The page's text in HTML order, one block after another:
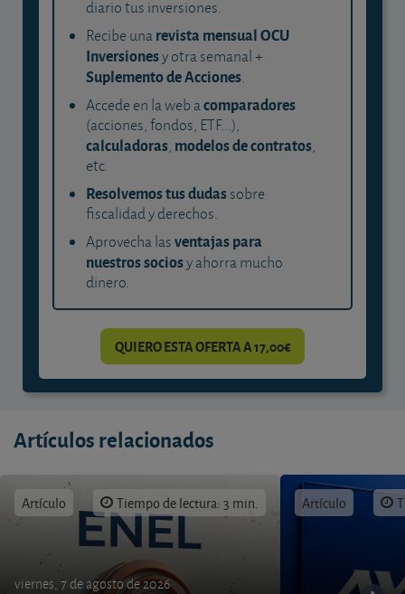
diario tus inversiones.
Recibe unarevista mensual OCU
Inversionesy otra semanal +
Suplemento de Acciones.
Accede en la web acomparadores
(acciones, fondos, ETF...),
calculadoras, modelos de contratos,
etc.
Resolvemos tus dudassobre
fiscalidad y derechos.
Aprovecha lasventajas para
nuestros sociosy ahorra mucho
dinero.
QUIERO ESTA OFERTA A 17,00€
Artículos relacionados
Artículo Tiempo de lectura: 3 min.
viernes, 7 de agosto de 2026
Artículo